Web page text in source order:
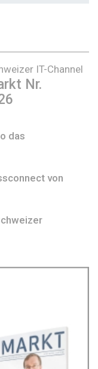
IT-Channel
Nr.
das
von